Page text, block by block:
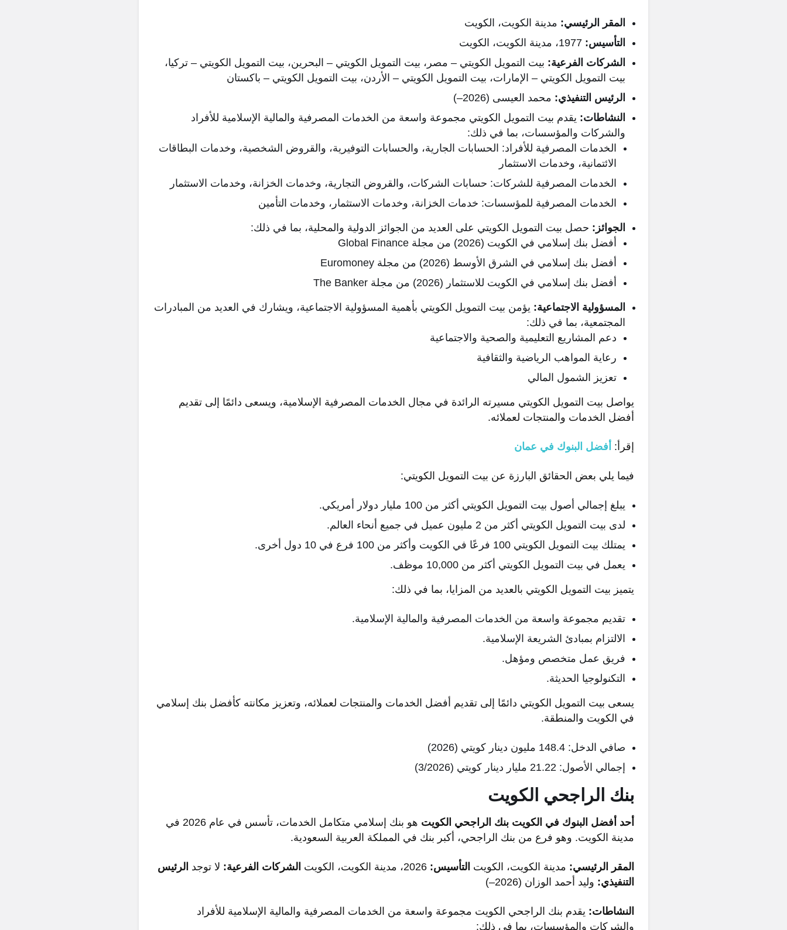
المقر الرئيسي: مدينة الكويت، الكويت
التأسيس: 1977، مدينة الكويت، الكويت
الشركات الفرعية: بيت التمويل الكويتي – مصر، بيت التمويل الكويتي – البحرين، بيت التمويل الكويتي – تركيا،
بيت التمويل الكويتي – الإمارات، بيت التمويل الكويتي – الأردن، بيت التمويل الكويتي – باكستان
الرئيس التنفيذي: محمد العيسى (2026–)
النشاطات: يقدم بيت التمويل الكويتي مجموعة واسعة من الخدمات المصرفية والمالية الإسلامية للأفراد
والشركات والمؤسسات، بما في ذلك:
الخدمات المصرفية للأفراد: الحسابات الجارية، والحسابات التوفيرية، والقروض الشخصية، وخدمات البطاقات
الائتمانية، وخدمات الاستثمار
الخدمات المصرفية للشركات: حسابات الشركات، والقروض التجارية، وخدمات الخزانة، وخدمات الاستثمار
الخدمات المصرفية للمؤسسات: خدمات الخزانة، وخدمات الاستثمار، وخدمات التأمين
الجوائز: حصل بيت التمويل الكويتي على العديد من الجوائز الدولية والمحلية، بما في ذلك:
أفضل بنك إسلامي في الكويت (2026) من مجلة Global Finance
أفضل بنك إسلامي في الشرق الأوسط (2026) من مجلة Euromoney
أفضل بنك إسلامي في الكويت للاستثمار (2026) من مجلة The Banker
المسؤولية الاجتماعية: يؤمن بيت التمويل الكويتي بأهمية المسؤولية الاجتماعية، ويشارك في العديد من المبادرات
المجتمعية، بما في ذلك:
دعم المشاريع التعليمية والصحية والاجتماعية
رعاية المواهب الرياضية والثقافية
تعزيز الشمول المالي
يواصل بيت التمويل الكويتي مسيرته الرائدة في مجال الخدمات المصرفية الإسلامية، ويسعى دائمًا إلى تقديم
أفضل الخدمات والمنتجات لعملائه.
إقرأ: أفضل البنوك في عمان
فيما يلي بعض الحقائق البارزة عن بيت التمويل الكويتي:
يبلغ إجمالي أصول بيت التمويل الكويتي أكثر من 100 مليار دولار أمريكي.
لدى بيت التمويل الكويتي أكثر من 2 مليون عميل في جميع أنحاء العالم.
يمتلك بيت التمويل الكويتي 100 فرعًا في الكويت وأكثر من 100 فرع في 10 دول أخرى.
يعمل في بيت التمويل الكويتي أكثر من 10,000 موظف.
يتميز بيت التمويل الكويتي بالعديد من المزايا، بما في ذلك:
تقديم مجموعة واسعة من الخدمات المصرفية والمالية الإسلامية.
الالتزام بمبادئ الشريعة الإسلامية.
فريق عمل متخصص ومؤهل.
التكنولوجيا الحديثة.
يسعى بيت التمويل الكويتي دائمًا إلى تقديم أفضل الخدمات والمنتجات لعملائه، وتعزيز مكانته كأفضل بنك إسلامي
في الكويت والمنطقة.
صافي الدخل: 148.4 مليون دينار كويتي (2026)
إجمالي الأصول: 21.22 مليار دينار كويتي (3/2026)
بنك الراجحي الكويت
أحد أفضل البنوك في الكويت بنك الراجحي الكويت
هو بنك إسلامي متكامل الخدمات، تأسس في عام 2026 في
مدينة الكويت. وهو فرع من بنك الراجحي، أكبر بنك في المملكة العربية السعودية.
المقر الرئيسي: مدينة الكويت، الكويت التأسيس: 2026، مدينة الكويت، الكويت الشركات الفرعية: لا توجد الرئيس
التنفيذي: وليد أحمد الوزان (2026–)
النشاطات: يقدم بنك الراجحي الكويت مجموعة واسعة من الخدمات المصرفية والمالية الإسلامية للأفراد
والشركات والمؤسسات، بما في ذلك: